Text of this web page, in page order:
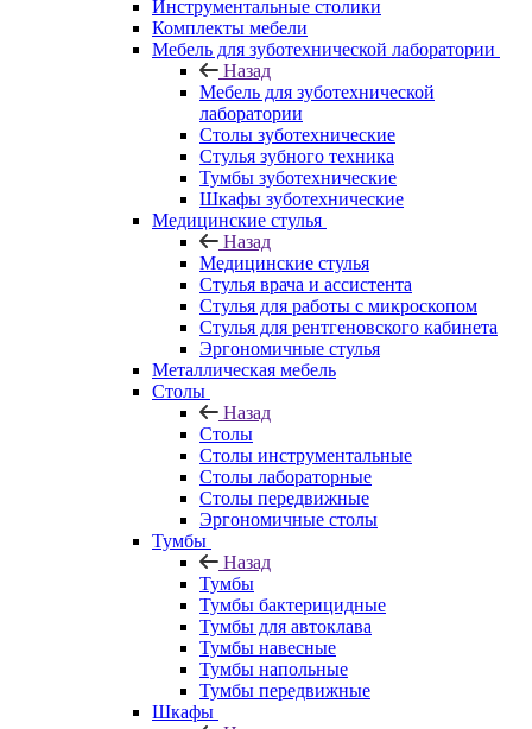
Инструментальные столики
Комплекты мебели
Мебель для зуботехнической лаборатории
Назад
Мебель для зуботехнической
лаборатории
Столы зуботехнические
Стулья зубного техника
Тумбы зуботехнические
Шкафы зуботехнические
Медицинские стулья
Назад
Медицинские стулья
Стулья врача и ассистента
Стулья для работы с микроскопом
Стулья для рентгеновского кабинета
Эргономичные стулья
Металлическая мебель
Столы
Назад
Столы
Столы инструментальные
Столы лабораторные
Столы передвижные
Эргономичные столы
Тумбы
Назад
Тумбы
Тумбы бактерицидные
Тумбы для автоклава
Тумбы навесные
Тумбы напольные
Тумбы передвижные
Шкафы